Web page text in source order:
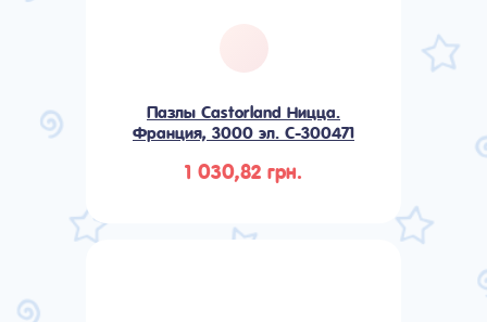
Пазлы Castorland Ницца.
Франция, 3000 эл. C-300471
1 030,82 грн.